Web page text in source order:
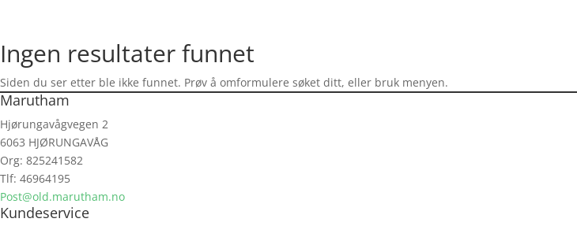
Ingen resultater funnet
Siden du ser etter ble ikke funnet. Prøv å omformulere søket ditt, eller bruk menyen.
Marutham
Hjørungavågvegen 2
6063 HJØRUNGAVÅG
Org: 825241582
Tlf: 46964195
Post@old.marutham.no
Kundeservice